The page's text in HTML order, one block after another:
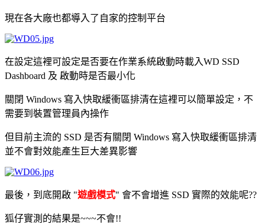
現在各大廠也都導入了自家的控制平台
在設定這裡可設定是否要在作業系統啟動時載入WD SSD
Dashboard 及 啟動時是否最小化
關閉 Windows 寫入快取緩衝區排清在這裡可以簡單設定，不
需要到裝置管理員內操作
但目前主流的 SSD 是否有關閉 Windows 寫入快取緩衝區排清
並不會對效能產生巨大差異影響
最後，到底開啟 "遊戲模式" 會不會增進 SSD 實際的效能呢??
狐仔實測的結果是~~~不會!!